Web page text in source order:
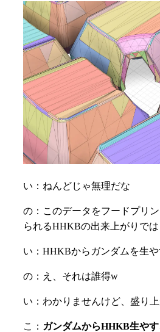
い：ねんどじゃ無理だな
の：このデータをフードプリ
られるHHKBの出来上がりでは
い：HHKBからガンダムを生
の：え、それは誰得w
い：わかりませんけど、盛り
こ： ガンダムからHHKB生や